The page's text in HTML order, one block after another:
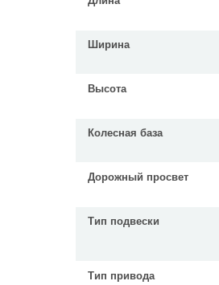
Ширина
Высота
Колесная база
Дорожный просвет
Тип подвески
Тип привода